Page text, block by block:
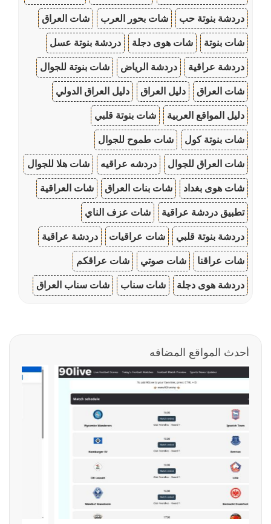
دردشة بنوتة حب شات بحور العرب شات العراق
شات بنوتة شات هوى دجلة دردشة بنوتة عسل
دردشة عراقية دردشة الرياض شات بنوتة للجوال
شات العراق دليل العراق دليل العراق الدولي
دليل المواقع العربية شات بنوتة قلبي
شات بنوتة كول شات طموح للجوال
شات العراق للجوال دردشه عراقيه شات هلا للجوال
شات هوى بغداد شات بنات العراق شات العراقية
تطبيق دردشة عراقية شات عزف الناي
دردشة بنوتة قلبي شات عراقيات دردشة عراقية
شات عراقنا شات صوتي شات عراقكم
دردشة هوى دجلة شات سناب شات سناب العراق
أحدث المواقع المضافه